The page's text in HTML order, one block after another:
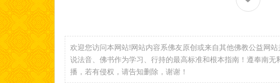
欢迎您访问本网站!网站内容系佛友原创或来自其他佛教公益网
说法音、佛书作为学习、行持的最高标准和根本指南！遵奉南
播，若有侵权，请告知删除，谢谢！